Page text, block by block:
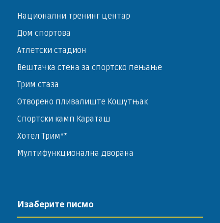
Национални тренинг центар
Дом спортова
Атлетски стадион
Вештачка стена за спортско пењање
Трим стаза
Отворено пливалиште Кошутњак
Спортски камп Караташ
Хотел Трим**
Мултифункционална дворана
Изаберите писмо